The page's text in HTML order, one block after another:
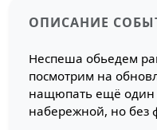
ОПИСАНИЕ
Неспеша обьедем
посмотрим на
нащюпать ещё один
набережной, но без